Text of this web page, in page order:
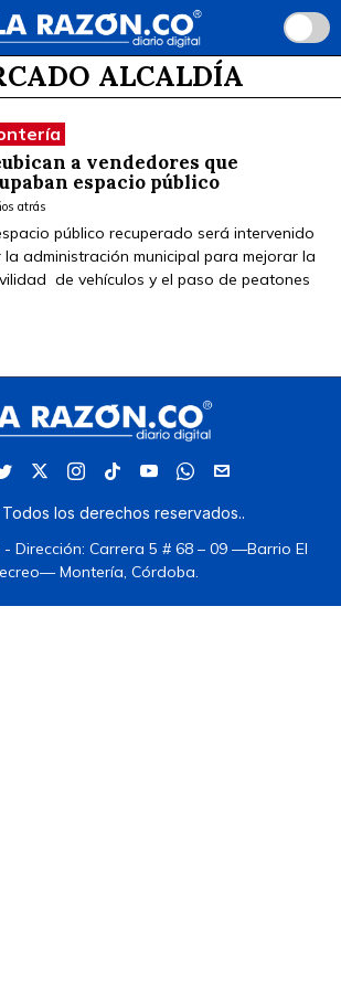
ALCALDÍA
a vendedores que
espacio público
atrás
público recuperado será intervenido
la administración municipal para mejorar la
de vehículos y el paso de peatones
Todos los derechos reservados..
- Dirección: Carrera 5 # 68 – 09 —Barrio El
Montería, Córdoba.